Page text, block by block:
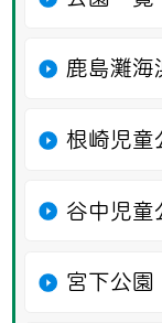
鹿島灘海
根崎児童
谷中児童
宮下公園